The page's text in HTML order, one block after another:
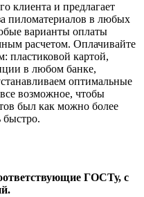
клиента и предлагает
пиломатериалов в любых
варианты оплаты
расчетом. Оплачивайте
пластиковой картой,
в любом банке,
оптимальные
возможное, чтобы
был как можно более
ГОСТу, с